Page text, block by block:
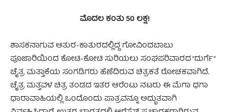
ಮೊದಲ ಕಂತು 50 ಲಕ್ಷ!
ಶಾಸಕನಾಗುವ ಆತುರ-ಕಾತುರದಲ್ಲಿದ್ದ ಗೋವಿಂದಬಾಬು
ಪೂಜಾರಿಯಿಂದ ಕೋಟಿ-ಕೋಟಿ ಸುರಿಯಲು ಸಂಘಪರಿವಾರದ “ದುರ್ಗೆ”
ಚೈತ್ರ ಮತ್ತಾಕೆಯ ಸಂಗಡಿಗರು ಹೆಣೆದಿರುವ ಚಿತ್ರಕತೆ ರೋಚಕವಾಗಿದೆ.
ಚೈತ್ರ ಮತ್ತವಳ ಚಿತ್ರ ತಂಡದ ಇತರ ಆರೆಂಟು ನಟರು ಈ ಮೆಗಾ ಧಗಾ
ಧಾರಾವಾಹಿಯಲ್ಲಿ ಒಂದೊಂದು ಪಾತ್ರವನ್ನೂ ಅದ್ಭುತವಾಗಿ